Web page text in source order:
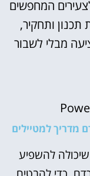
המחפשים
ותחקיר,
מבלי לשבור
מדריך למטיילים
להשפיע